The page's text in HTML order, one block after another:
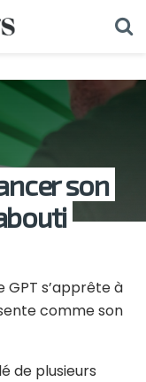
son
GPT s’apprête à
comme son
de plusieurs